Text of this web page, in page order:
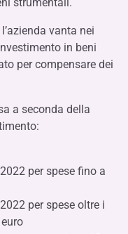
vanta nei
in beni
per compensare dei
a seconda della
per spese fino a
per spese oltre i